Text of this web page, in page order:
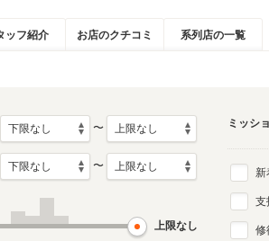
ッフ紹介 お店のクチコミ 系列店の一覧
〜
〜
上限なし
ミッシ
新
支
修